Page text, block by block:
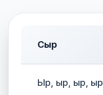
Сыр
Ыр, ыр, ыр, ыр